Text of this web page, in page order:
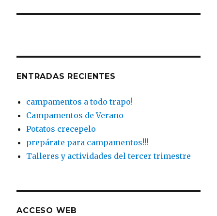
ENTRADAS RECIENTES
campamentos a todo trapo!
Campamentos de Verano
Potatos crecepelo
prepárate para campamentos!!!
Talleres y actividades del tercer trimestre
ACCESO WEB